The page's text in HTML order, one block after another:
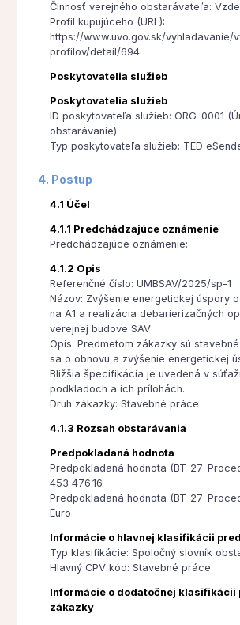
Činnosť verejného obstarávateľa:
Profil kupujúceho (URL):
https://www.uvo.gov.sk/vyhladavanie/
profilov/detail/694
Poskytovatelia služieb
Poskytovatelia služieb
ID poskytovateľa služieb: ORG-0001
obstarávanie)
Typ poskytovateľa služieb: TED
4. Postup
4.1 Účel
4.1.1 Predchádzajúce oznámenie
Predchádzajúce oznámenie:
4.1.2 Opis
Referenčné číslo: UMBSAV/2025/sp-1
Názov: Zvýšenie energetickej úspory
na A1 a realizácia debarierizačných
verejnej budove SAV
Opis: Predmetom zákazky sú
sa o obnovu a zvýšenie energetickej
Bližšia špecifikácia je uvedená v
podkladoch a ich prílohách.
Druh zákazky: Stavebné práce
4.1.3 Rozsah obstarávania
Predpokladaná hodnota
Predpokladaná hodnota (BT-27-
453 476.16
Predpokladaná hodnota (BT-27-
Euro
Informácie o hlavnej klasifikácii
Typ klasifikácie: Spoločný slovník
Hlavný CPV kód: Stavebné práce
Informácie o dodatočnej klasifikácii
zákazky